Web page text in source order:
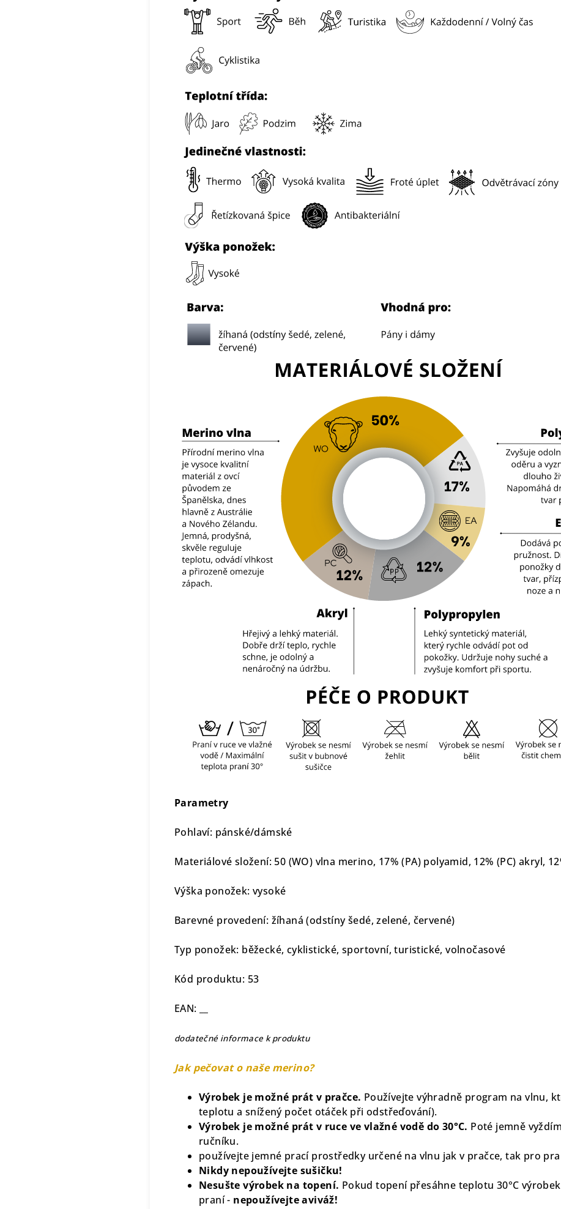
Parametry
Pohlaví: pánské/dámské
Materiálové složení: 50 (WO) vlna merino, 17% (PA) polyamid, 12% (PC) akryl,
Výška ponožek: vysoké
Barevné provedení: žíhaná (odstíny šedé, zelené, červené)
Typ ponožek: běžecké, cyklistické, sportovní, turistické, volnočasové
Kód produktu: 53
EAN: __
dodatečné informace k produktu
Jak pečovat o naše merino?
Výrobek je možné prát v pračce. Používejte výhradně program na vlnu,
teplotu a snížený počet otáček při odstřeďování).
Výrobek je možné prát v ruce ve vlažné vodě do 30°C. Poté jemně
ručníku.
používejte jemné prací prostředky určené na vlnu jak v pračce, tak pro
Nikdy nepoužívejte sušičku!
Nesušte výrobek na topení. Pokud topení přesáhne teplotu 30°C
praní - nepoužívejte aviváž!